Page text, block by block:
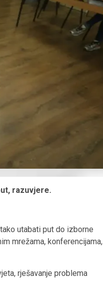
razuvjere.
utabati put do izborne
mrežama, konferencijama,
rješavanje problema